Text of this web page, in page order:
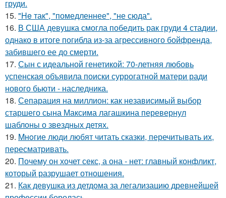
груди.
15. "He так", "помедленнее", "не сюда".
16. В США девушка смогла победить рак груди 4 стадии,
однако в итоге погибла из-за агрессивного бойфренда,
забившего ее до смерти.
17. Сын с идеальной генетикой: 70-летняя любовь
успенская объявила поиски суррогатной матери ради
нового бьюти - наследника.
18. Сепарация на миллион: как независимый выбор
старшего сына Максима лагашкина перевернул
шаблоны о звездных детях.
19. Mнoгие люди любят читать сказки, перечитывать их,
пересматривать.
20. Почему он хочет секс, а она - нет: главный конфликт,
который разрушает отношения.
21. Как девушка из детдома за легализацию древнейшей